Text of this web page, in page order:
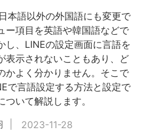
本語以外の外国語にも変更で
ー項目を英語や韓国語などで
し、LINEの設定画面に言語を
表示されないこともあり、ど
かよく分かりません。そこで
で言語設定する方法と設定で
いて解説します。
2023-11-28